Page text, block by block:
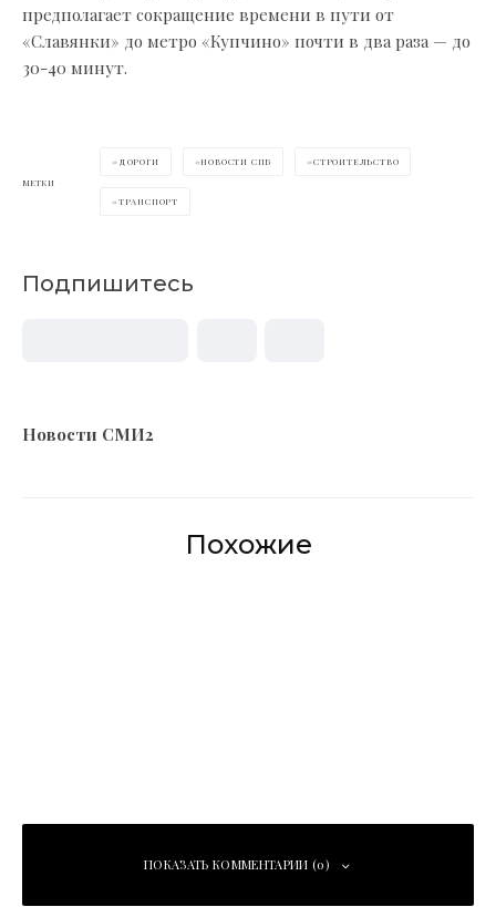
предполагает сокращение времени в пути от
«Славянки» до метро «Купчино» почти в два раза — до
30-40 минут.
МЕТКИ
ДОРОГИ НОВОСТИ СПБ СТРОИТЕЛЬСТВО
ТРАНСПОРТ
Подпишитесь
Новости СМИ2
Похожие
ПОКАЗАТЬ КОММЕНТАРИИ (0)